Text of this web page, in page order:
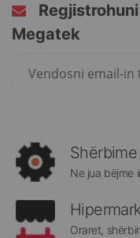
Megatek
rreth
Megatek:
Ne jua bëjme
Oraret,